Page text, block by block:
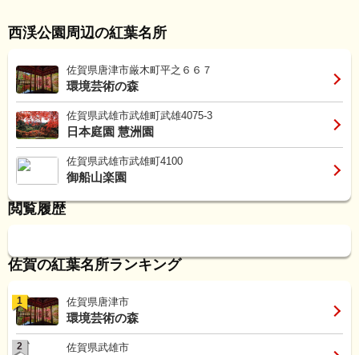
西渓公園周辺の紅葉名所
佐賀県唐津市厳木町平之６６７
環境芸術の森
佐賀県武雄市武雄町武雄4075-3
日本庭園 慧洲園
佐賀県武雄市武雄町4100
御船山楽園
閲覧履歴
佐賀の紅葉名所ランキング
1 佐賀県唐津市
環境芸術の森
2 佐賀県武雄市